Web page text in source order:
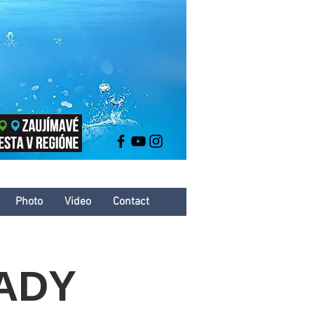
Photo Video Contact